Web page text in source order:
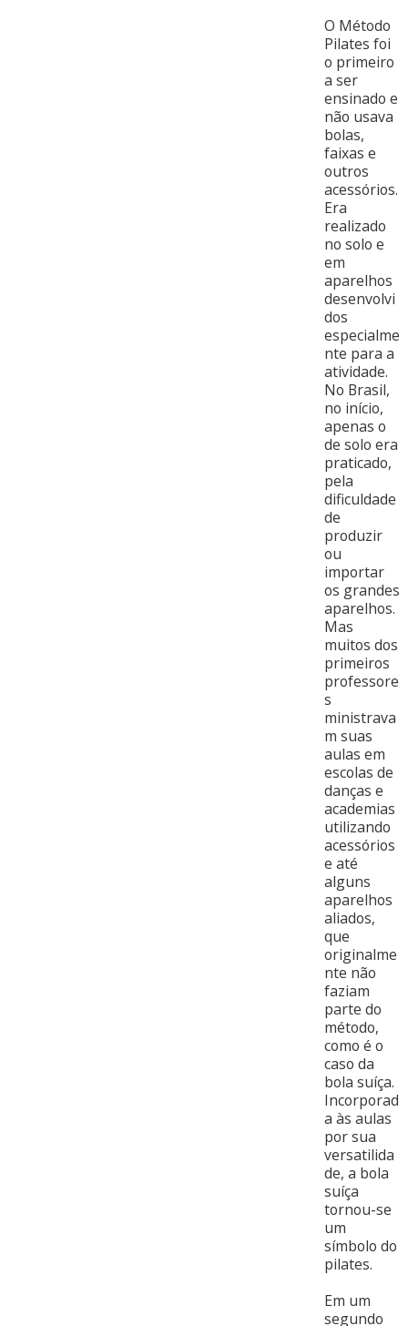
O Método
Pilates foi
o primeiro
a ser
ensinado e
não usava
bolas,
faixas e
outros
acessórios.
Era
realizado
no solo e
em
aparelhos
desenvolvi
dos
especialme
nte para a
atividade.
No Brasil,
no início,
apenas o
de solo era
praticado,
pela
dificuldade
de
produzir
ou
importar
os grandes
aparelhos.
Mas
muitos dos
primeiros
professore
s
ministrava
m suas
aulas em
escolas de
danças e
academias
utilizando
acessórios
e até
alguns
aparelhos
aliados,
que
originalme
nte não
faziam
parte do
método,
como é o
caso da
bola suíça.
Incorporad
a às aulas
por sua
versatilida
de, a bola
suíça
tornou-se
um
símbolo do
pilates.
Em um
segundo